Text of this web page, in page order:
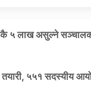
५ लाख असुल्ने
५५१ सदस्यीय